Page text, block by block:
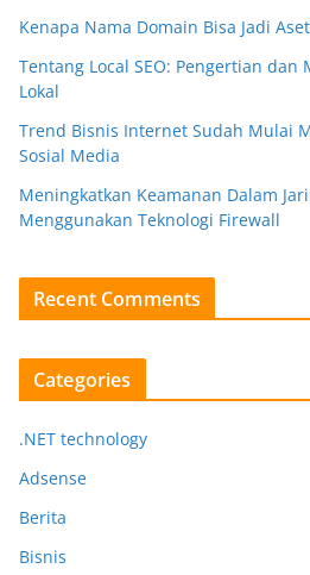
Kenapa Nama Domain Bisa Jadi
Tentang Local SEO: Pengertian dan
Lokal
Trend Bisnis Internet Sudah Mulai
Sosial Media
Meningkatkan Keamanan Dalam
Menggunakan Teknologi Firewall
Recent Comments
Categories
.NET technology
Adsense
Berita
Bisnis